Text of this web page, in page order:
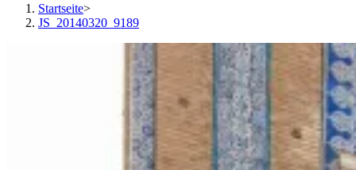
Startseite>
JS_20140320_9189